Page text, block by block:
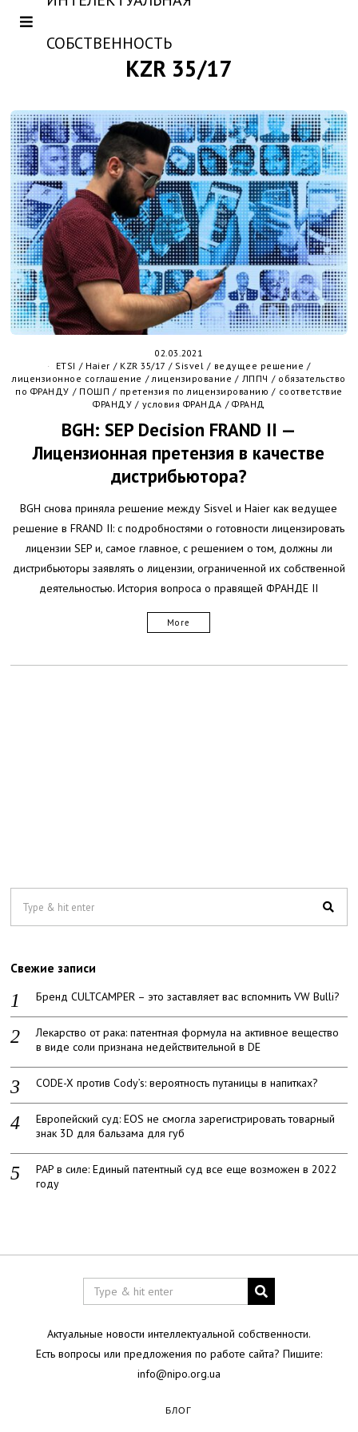
СОБСТВЕННОСТЬ
KZR 35/17
02.03.2021
ETSI / Haier / KZR 35/17 / Sisvel / ведущее решение /
лицензионное соглашение / лицензирование / ЛППЧ / обязательство
по ФРАНДУ / ПОШП / претензия по лицензированию / соответствие
ФРАНДУ / условия ФРАНДА / ФРАНД
BGH: SEP Decision FRAND II —
Лицензионная претензия в качестве
дистрибьютора?
BGH снова приняла решение между Sisvel и Haier как ведущее
решение в FRAND II: с подробностями о готовности лицензировать
лицензии SEP и, самое главное, с решением о том, должны ли
дистрибьюторы заявлять о лицензии, ограниченной их собственной
деятельностью. История вопроса о правящей ФРАНДЕ II
More
Свежие записи
Бренд CULTCAMPER – это заставляет вас вспомнить VW Bulli?
Лекарство от рака: патентная формула на активное вещество
в виде соли признана недействительной в DE
CODE-X против Cody’s: вероятность путаницы в напитках?
Европейский суд: EOS не смогла зарегистрировать товарный
знак 3D для бальзама для губ
PAP в силе: Единый патентный суд все еще возможен в 2022
году
Актуальные новости интеллектуальной собственности.
Есть вопросы или предложения по работе сайта? Пишите:
info@nipo.org.ua
БЛОГ